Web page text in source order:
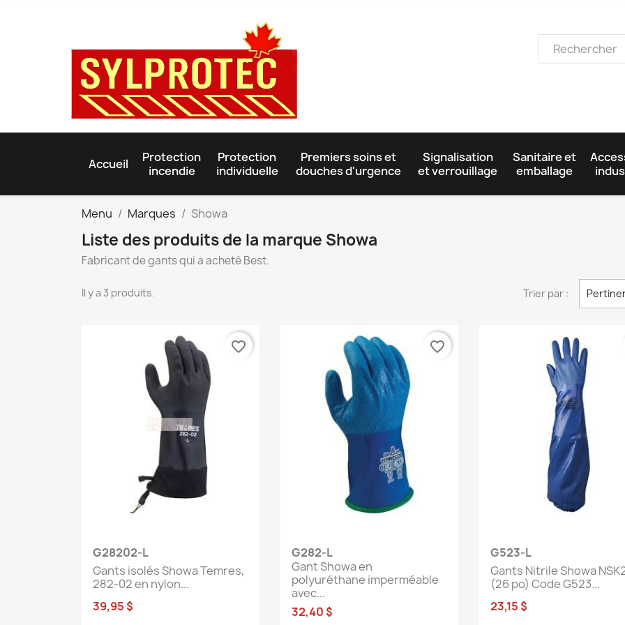
Accueil
Protection
incendie
Protection
individuelle
Premiers soins et
douches d'urgence
Signalisation
et verrouillage
Sanitaire et
emballage
Menu Marques Showa
Liste des produits de la marque Showa
Fabricant de gants qui a acheté Best.
Il y a 3 produits. Trier par :
 Aperçu rapide
G28202-L
Gants isolés Showa Temres,
282-02 en nylon...
39,95 $
favorite_border

G282-L
Gant Showa en
polyuréthane imperméable
avec...
32,40 $
favorite_border

G523-L
Gants Nitrile Showa
(26 po) Code G523...
23,15 $